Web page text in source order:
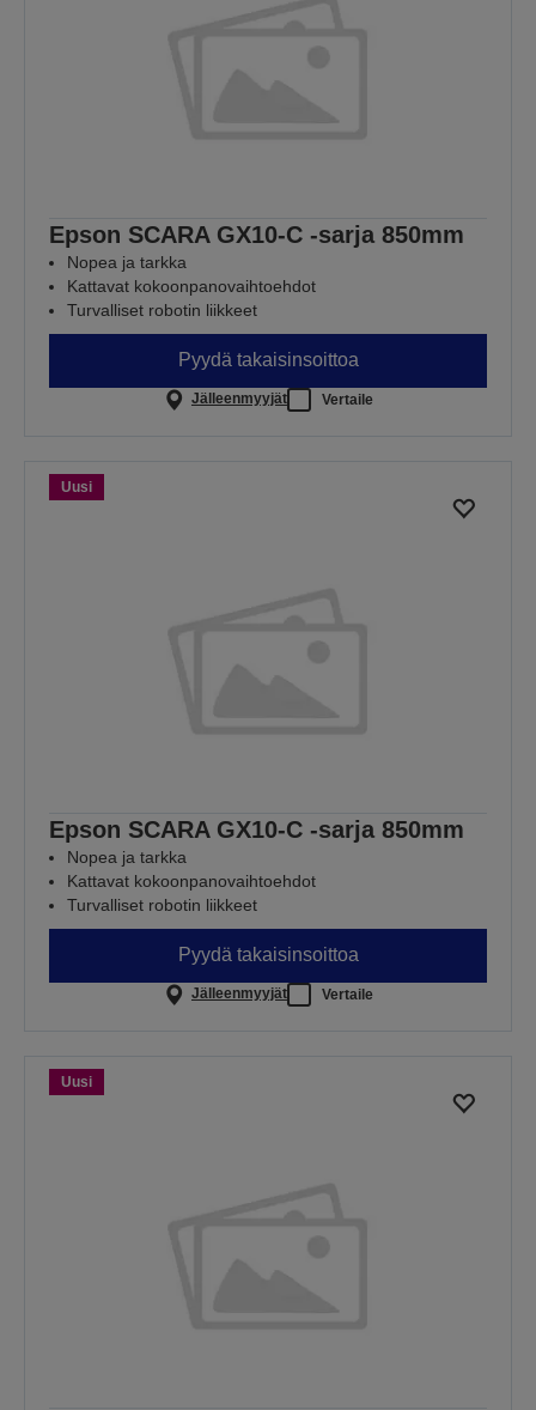
Epson SCARA GX10-C -sarja 850mm
Nopea ja tarkka
Kattavat kokoonpanovaihtoehdot
Turvalliset robotin liikkeet
Pyydä takaisinsoittoa
Jälleenmyyjät Vertaile
Uusi
Epson SCARA GX10-C -sarja 850mm
Nopea ja tarkka
Kattavat kokoonpanovaihtoehdot
Turvalliset robotin liikkeet
Pyydä takaisinsoittoa
Jälleenmyyjät Vertaile
Uusi